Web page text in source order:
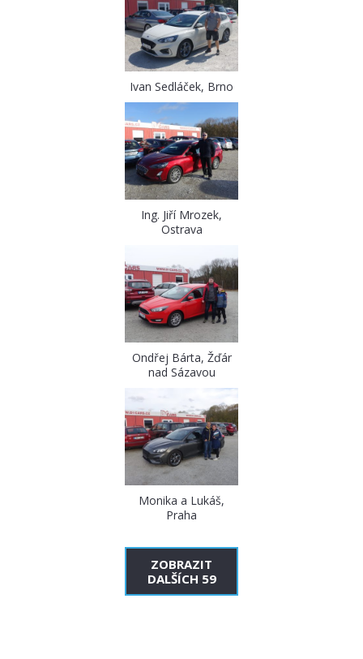
Ivan Sedláček, Brno
Ing. Jiří Mrozek,
Ostrava
Ondřej Bárta, Žďár
nad Sázavou
Monika a Lukáš,
Praha
ZOBRAZIT
DALŠÍCH 59